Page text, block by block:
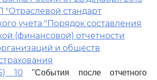
"Отраслевой стандарт
учета "Порядок составления
(финансовой) отчетности
и обществ
10 "События после отчетного